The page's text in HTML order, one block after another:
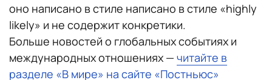
оно написано в стиле написано в стиле «highly
likely» и не содержит конкретики.
Больше новостей о глобальных событиях и
международных отношениях — читайте в
разделе «В мире» на сайте «Постньюс»